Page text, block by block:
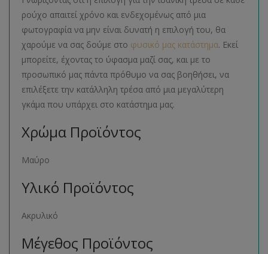
ρούχο απαιτεί χρόνο και ενδεχομένως από μια
φωτογραφία να μην είναι δυνατή η επιλογή του, θα
χαρούμε να σας δούμε στο φυσικό μας κατάστημα. Εκεί
μπορείτε, έχοντας το ύφασμα μαζί σας, και με το
προσωπικό μας πάντα πρόθυμο να σας βοηθήσει, να
επιλέξετε την κατάλληλη τρέσα από μια μεγαλύτερη
γκάμα που υπάρχει στο κατάστημα μας.
Χρώμα Προϊόντος
Μαύρο
Υλικό Προϊόντος
Ακρυλικό
Μέγεθος Προϊόντος